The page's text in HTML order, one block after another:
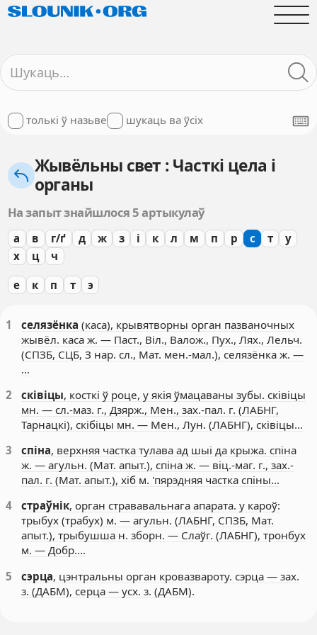
толькі ў назьве шукаць ва ўсіх
Жывёльны свет : Часткі цела і
органы
На запыт знайшлося 5 артыкулаў
а в г/ґ д ж з і к л м п р с т
у
х
ц ч
е к п т э
1 селязёнка (каса), крывятворны орган пазваночных
жывёл. каса ж. — Паст., Віл., Валож., Пух., Лях., Лельч.
(СПЗБ, СЦБ, З нар. сл., Мат. мен.-мал.), селязёнка ж. —
…
2
сківіцы, косткі ў роце, у якія ўмацаваны зубы. сківіцы
мн. — сл.-маз. г., Дзярж., Мен., зах.-пал. г. (ЛАБНГ,
Тарнацкі), скібіцы мн. — Мен., Лун. (ЛАБНГ), сківіцы…
3
спіна, верхняя частка тулава ад шыі да крыжа. спіна
ж. — агульн. (Мат. апыт.), спіна ж. — віц.-маг. г., зах.-
пал. г. (Мат. апыт.), хіб м. 'пярэдняя частка спіны…
4
страўнік, орган стрававальнага апарата. у кароў:
трыбух (трабух) м. — агульн. (ЛАБНГ, СПЗБ, Мат.
апыт.), трыбушша н. зборн. — Слаўг. (ЛАБНГ), тронбух
м. — Добр.…
5
сэрца, цэнтральны орган кровазвароту. сэрца — зах.
з. (ДАБМ), серца — усх. з. (ДАБМ).